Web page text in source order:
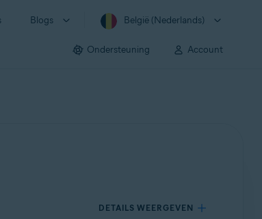
Blogs België (Nederlands)
Ondersteuning Account
DETAILS WEERGEVEN